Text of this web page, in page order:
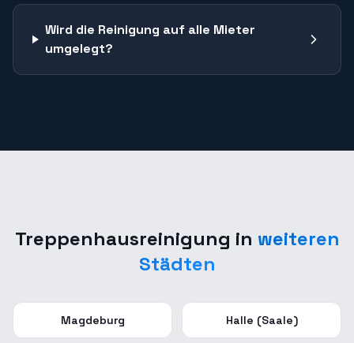
Wird die Reinigung auf alle Mieter
umgelegt?
Treppenhausreinigung in weiteren
Städten
Magdeburg Halle (Saale)